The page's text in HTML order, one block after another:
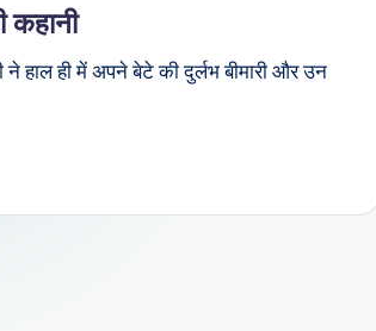
कहानी
हाल ही में अपने बेटे की दुर्लभ बीमारी और उन